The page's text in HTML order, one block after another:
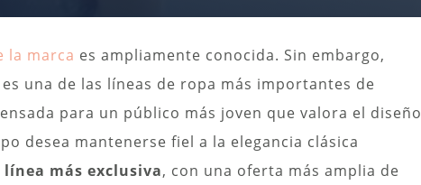
la marca es ampliamente conocida. Sin embargo,
una de las líneas de ropa más importantes de
para un público más joven que valora el diseño
desea mantenerse fiel a la elegancia clásica
línea más exclusiva, con una oferta más amplia de